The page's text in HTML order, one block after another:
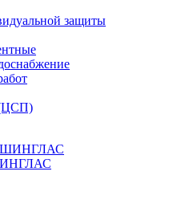
защиты
(ЦСП)